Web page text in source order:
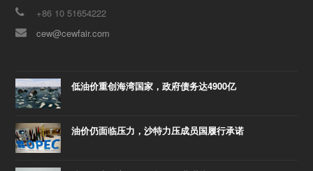
+86 10 51654222
cew@cewfair.com
低油价重创海湾国家，政府债务达4900亿
油价仍面临压力，沙特力压成员国履行承诺